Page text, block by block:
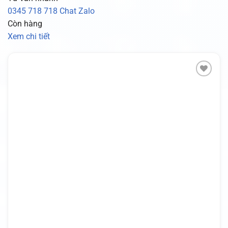
0345 718 718 Chat Zalo
Còn hàng
Xem chi tiết